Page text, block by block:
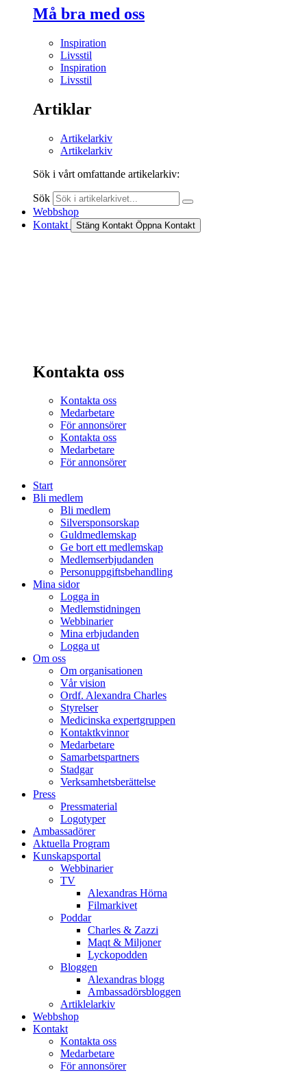
Må bra med oss
Inspiration
Livsstil
Inspiration
Livsstil
Artiklar
Artikelarkiv
Artikelarkiv
Sök i vårt omfattande artikelarkiv:
Sök
Webbshop
Kontakt
Stäng Kontakt Öppna Kontakt
Kontakta oss
Kontakta oss
Medarbetare
För annonsörer
Kontakta oss
Medarbetare
För annonsörer
Start
Bli medlem
Bli medlem
Silversponsorskap
Guldmedlemskap
Ge bort ett medlemskap
Medlemserbjudanden
Personuppgiftsbehandling
Mina sidor
Logga in
Medlemstidningen
Webbinarier
Mina erbjudanden
Logga ut
Om oss
Om organisationen
Vår vision
Ordf. Alexandra Charles
Styrelser
Medicinska expertgruppen
Kontaktkvinnor
Medarbetare
Samarbetspartners
Stadgar
Verksamhetsberättelse
Press
Pressmaterial
Logotyper
Ambassadörer
Aktuella Program
Kunskapsportal
Webbinarier
TV
Alexandras Hörna
Filmarkivet
Poddar
Charles & Zazzi
Maqt & Miljoner
Lyckopodden
Bloggen
Alexandras blogg
Ambassadörsbloggen
Artiklelarkiv
Webbshop
Kontakt
Kontakta oss
Medarbetare
För annonsörer